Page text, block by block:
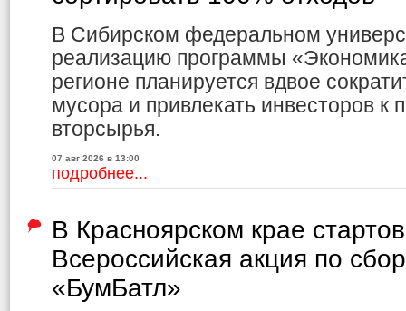
В Сибирском федеральном
реализацию программы
регионе планируется вдвое
мусора и привлекать инвесторов к
вторсырья.
07 авг 2026 в 13:00
подробнее...
В Красноярском крае
Всероссийская акция по
«БумБатл»